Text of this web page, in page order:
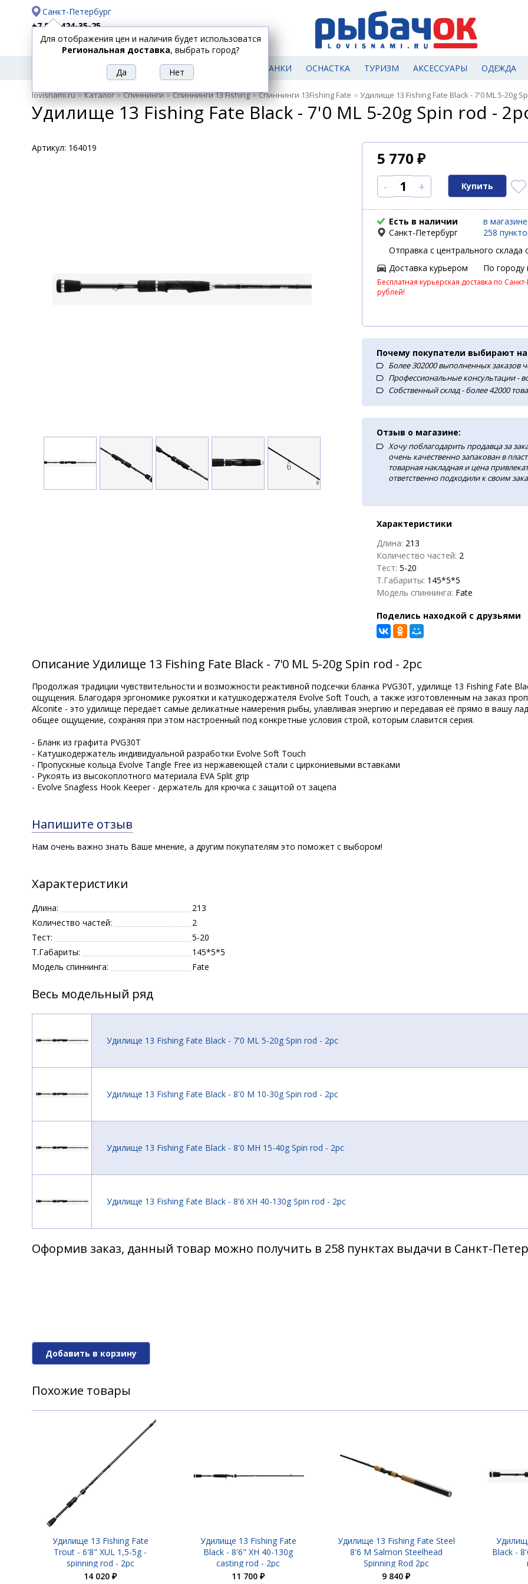
Санкт-Петербург
+7 812 424-35-25
Доставка
Оплата
Для отображения цен и наличия будет использоватся
Региональная доставка, выбрать город?
РЫБОЛОВНЫЕ
ТОВАРЫ
СПИННИНГИ КАТУШКИ ПРИМАНКИ ОСНАСТКА ТУРИЗМ АКСЕССУАРЫ ОДЕЖДА
lovisnami.ru»Каталог»Спиннинги»Спиннинги 13 Fishing»Спиннинги 13Fishing Fate » Удилище 13 Fishing Fate Black - 7'0 ML 5-20g
Удилище 13 Fishing Fate Black - 7'0 ML 5-20g Spin rod -
Артикул: 164019
5 770 ₽
- +
Есть в наличии
в магазине
Санкт-Петербург
258
Отправка с центрального склада
Доставка курьером
По городу
Бесплатная курьерская доставка по
рублей!
Почему покупатели выбирают
Более 302000 выполненных заказов
Профессиональные консультации -
Собственный склад - более 42000
Отзыв о магазине:
Хочу поблагодарить продавца за
очень качественно запакован в
товарная накладная и цена
ответственно подходили к своим
Характеристики
Длина: 213
Количество частей: 2
Тест: 5-20
Т.Габариты: 145*5*5
Модель спиннинга: Fate
Поделись находкой с друзьями
Описание Удилище 13 Fishing Fate Black - 7'0 ML 5-20g Spin rod - 2pc
Продолжая традиции чувствительности и возможности реактивной подсечки бланка PVG30T, удилище 13 Fishing Fate
ощущения. Благодаря эргономике рукоятки и катушкодержателя Evolve Soft Touch, а также изготовленным на заказ
Alconite - это удилище передаёт самые деликатные намерения рыбы, улавливая энергию и передавая её прямо в вашу
общее ощущение, сохраняя при этом настроенный под конкретные условия строй, которым славится серия.
- Бланк из графита PVG30T
- Катушкодержатель индивидуальной разработки Evolve Soft Touch
- Пропускные кольца Evolve Tangle Free из нержавеющей стали с циркониевыми вставками
- Рукоять из высокоплотного материала EVA Split grip
- Evolve Snagless Hook Keeper - держатель для крючка с защитой от зацепа
Напишите отзыв
Нам очень важно знать Ваше мнение, а другим покупателям это поможет с выбором!
Характеристики
Длина:
213
Количество частей:
2
Тест:
5-20
Т.Габариты:
145*5*5
Модель спиннинга:
Fate
Весь модельный ряд
Удилище 13 Fishing Fate Black - 7'0 ML 5-20g Spin rod - 2pc
Удилище 13 Fishing Fate Black - 8'0 M 10-30g Spin rod - 2pc
Удилище 13 Fishing Fate Black - 8'0 MH 15-40g Spin rod - 2pc
Удилище 13 Fishing Fate Black - 8'6 XH 40-130g Spin rod - 2pc
Удилище 13 Fishing Fate Black - 8'6" XH 40-130g casting rod - 2pc
Удилище 13 Fishing Fate Steel 8'6 M Salmon Steelhead Spinning Rod 2pc
Оформив заказ, данный товар можно получить в 258 пунктах выдачи в Санкт-
Добавить в корзину
Похожие товары
Удилище 13 Fishing Fate
Trout - 6'8" XUL 1,5-5g -
spinning rod - 2pc
14 020 ₽
Удилище 13 Fishing Fate
Black - 8'6" XH 40-130g
casting rod - 2pc
11 700 ₽
Удилище 13 Fishing Fate Steel
8'6 M Salmon Steelhead
Spinning Rod 2pc
9 840 ₽
Black -